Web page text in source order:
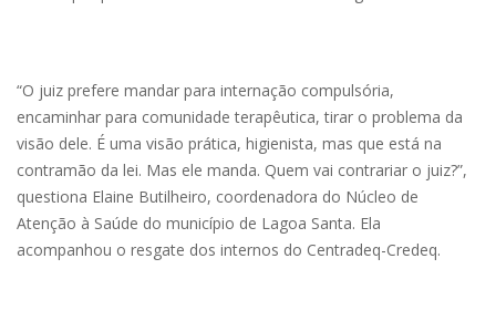
“O juiz prefere mandar para internação compulsória,
encaminhar para comunidade terapêutica, tirar o problema da
visão dele. É uma visão prática, higienista, mas que está na
contramão da lei. Mas ele manda. Quem vai contrariar o juiz?”,
questiona Elaine Butilheiro, coordenadora do Núcleo de
Atenção à Saúde do município de Lagoa Santa. Ela
acompanhou o resgate dos internos do Centradeq-Credeq.